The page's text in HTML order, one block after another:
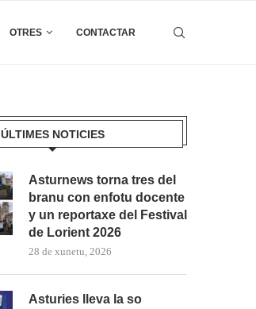
OTRES CONTACTAR
ÚLTIMES NOTICIES
Asturnews torna tres del
branu con enfotu docente
y un reportaxe del Festival
de Lorient 2026
28 de xunetu, 2026
Asturies lleva la so